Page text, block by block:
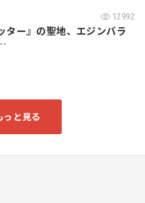
12992
ター』の聖地、エジンバラ
っと見る